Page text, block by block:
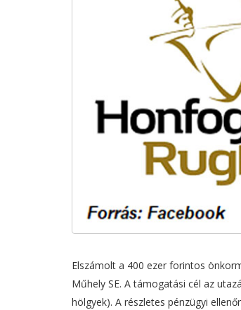
Elszámolt a 400 ezer forintos
Műhely SE. A támogatási cél az
hölgyek). A részletes pénzügyi